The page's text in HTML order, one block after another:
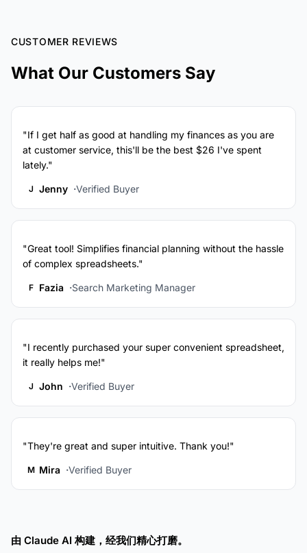
CUSTOMER REVIEWS
What Our Customers Say
"If I get half as good at handling my finances as you are
at customer service, this'll be the best $26 I've spent
lately."
J Jenny Verified Buyer
"Great tool! Simplifies financial planning without the hassle
of complex spreadsheets."
F Fazia Search Marketing Manager
"I recently purchased your super convenient spreadsheet,
it really helps me!"
J John Verified Buyer
"They're great and super intuitive. Thank you!"
M Mira Verified Buyer
由 Claude AI 构建，经我们精心打磨。